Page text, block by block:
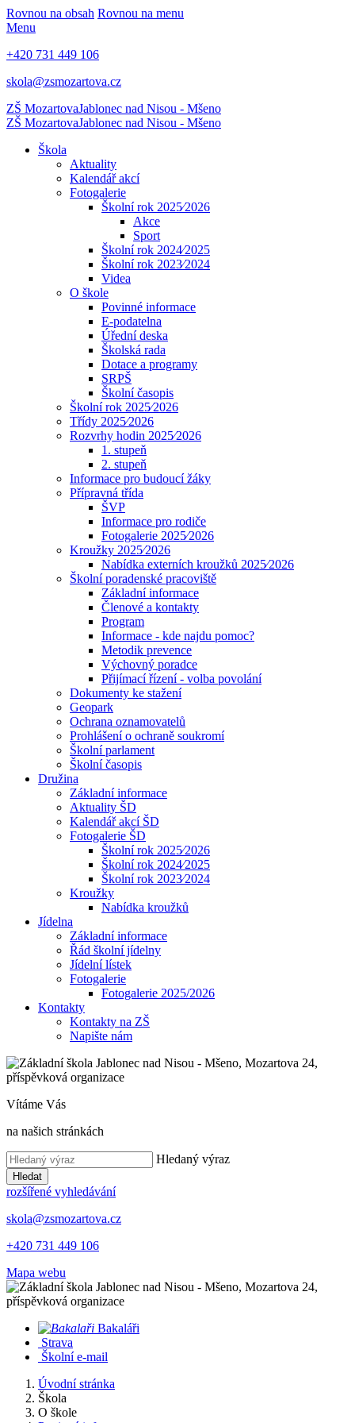
Rovnou na obsah Rovnou na menu
Menu
+420 731 449 106
skola@zsmozartova.cz
ZŠ MozartovaJablonec nad Nisou - Mšeno
ZŠ MozartovaJablonec nad Nisou - Mšeno
Škola
Aktuality
Kalendář akcí
Fotogalerie
Školní rok 2025⁄2026
Akce
Sport
Školní rok 2024⁄2025
Školní rok 2023⁄2024
Videa
O škole
Povinné informace
E-podatelna
Úřední deska
Školská rada
Dotace a programy
SRPŠ
Školní časopis
Školní rok 2025⁄2026
Třídy 2025⁄2026
Rozvrhy hodin 2025⁄2026
1. stupeň
2. stupeň
Informace pro budoucí žáky
Přípravná třída
ŠVP
Informace pro rodiče
Fotogalerie 2025⁄2026
Kroužky 2025⁄2026
Nabídka externích kroužků 2025⁄2026
Školní poradenské pracoviště
Základní informace
Členové a kontakty
Program
Informace - kde najdu pomoc?
Metodik prevence
Výchovný poradce
Přijímací řízení - volba povolání
Dokumenty ke stažení
Geopark
Ochrana oznamovatelů
Prohlášení o ochraně soukromí
Školní parlament
Školní časopis
Družina
Základní informace
Aktuality ŠD
Kalendář akcí ŠD
Fotogalerie ŠD
Školní rok 2025⁄2026
Školní rok 2024⁄2025
Školní rok 2023⁄2024
Kroužky
Nabídka kroužků
Jídelna
Základní informace
Řád školní jídelny
Jídelní lístek
Fotogalerie
Fotogalerie 2025/2026
Kontakty
Kontakty na ZŠ
Napište nám
Vítáme Vás
na našich stránkách
Hledaný výraz
Hledat
rozšířené vyhledávání
skola@zsmozartova.cz
+420 731 449 106
Mapa webu
Bakaláři
Strava
Školní e-mail
Úvodní stránka
Škola
O škole